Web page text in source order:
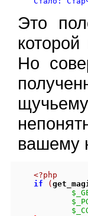
Это
Но
вашему
<?php
if
(